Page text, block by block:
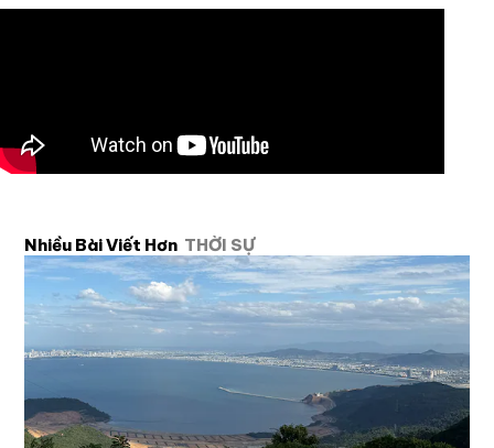
Nhiều Bài Viết Hơn THỜI SỰ